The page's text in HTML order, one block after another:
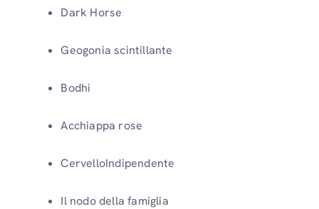
Dark Horse
Geogonia scintillante
Bodhi
Acchiappa rose
CervelloIndipendente
Il nodo della famiglia